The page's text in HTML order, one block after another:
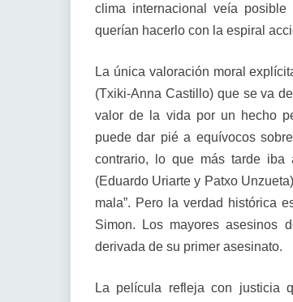
clima internacional veía
querían hacerlo con la espiral
La única valoración moral
(Txiki-Anna Castillo) que se va
valor de la vida por un hecho
puede dar pié a equívocos
contrario, lo que más tarde iba
(Eduardo Uriarte y Patxo
mala”. Pero la verdad histórica
Simon. Los mayores asesinos
derivada de su primer asesinato.
La película refleja con justicia